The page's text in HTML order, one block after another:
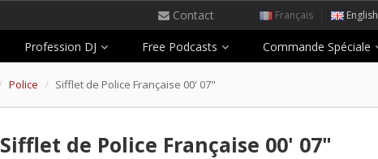
Contact Français English
Profession DJ Free Podcasts Commande Spéciale
Police Sifflet de Police Française 00' 07"
Sifflet de Police Française 00' 07"